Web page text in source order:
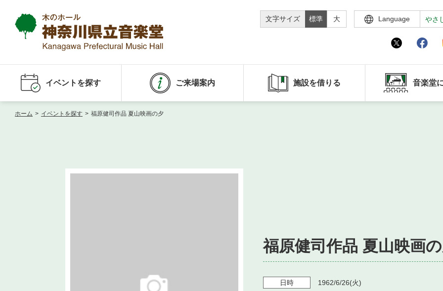
文字サイズ 標準 大 Language やさ
イベントを探す ご来場案内 施設を借りる 音楽堂
ホーム > イベントを探す > 福原健司作品 夏山映画の夕
福原健司作品 夏山映画
日時 1962/6/26(火)